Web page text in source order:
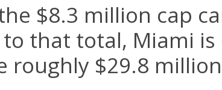
$8.3 million cap
that total, Miami is
roughly $29.8